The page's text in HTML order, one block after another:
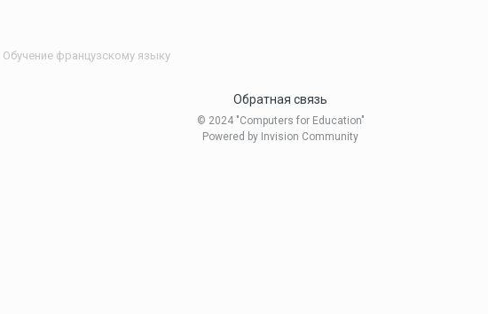
Обучение французскому языку
Обратная связь
© 2024 "Computers for Education"
Powered by Invision Community